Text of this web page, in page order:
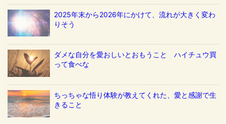
2025年末から2026年にかけて、流れが大きく変わ
りそう
ダメな自分を愛おしいとおもうこと ハイチュウ買
って食べな
ちっちゃな悟り体験が教えてくれた、愛と感謝で生
きること